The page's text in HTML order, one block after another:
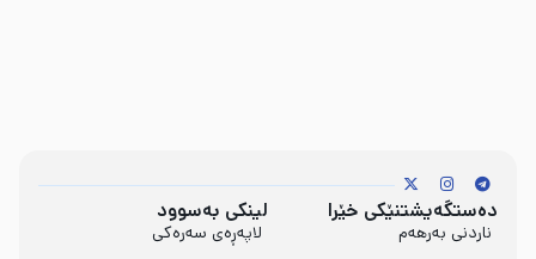
دەستگەیشتنێکی خێرا
ناردنی بەرهەم
لینکی بەسوود
لاپەڕەی سەرەکی